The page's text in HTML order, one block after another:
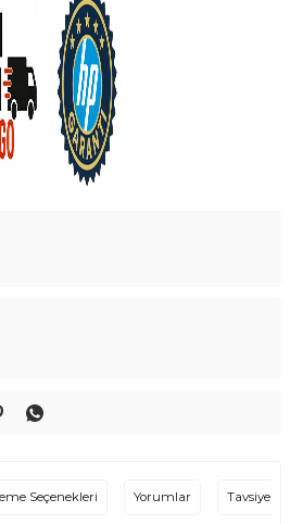
Seçenekleri Yorumlar Tavsiye Et